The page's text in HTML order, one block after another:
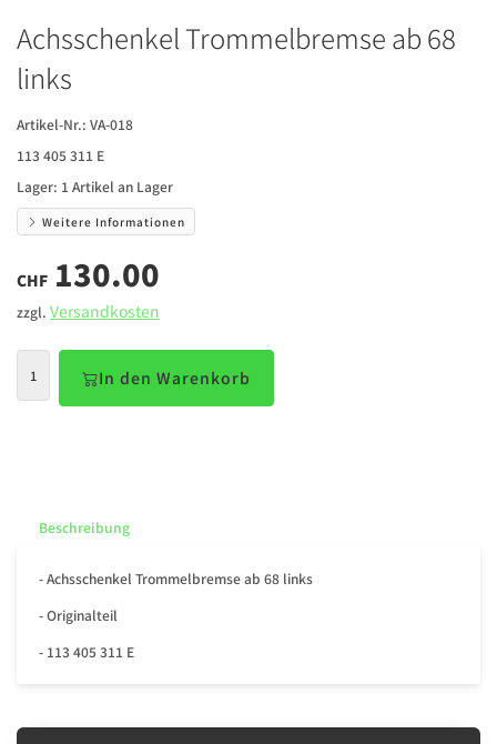
Achsschenkel Trommelbremse ab 68
links
Artikel-Nr.: VA-018
113 405 311 E
Lager: 1 Artikel an Lager
Weitere Informationen
CHF 130.00
zzgl. Versandkosten
In den Warenkorb
Beschreibung
- Achsschenkel Trommelbremse ab 68 links
- Originalteil
- 113 405 311 E